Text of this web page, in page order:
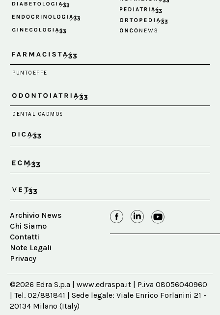
Archivio News
Chi Siamo
Contatti
Note Legali
Privacy
©2026 Edra S.p.a | www.edraspa.it | P.iva 08056040960
| Tel. 02/881841 | Sede legale: Viale Enrico Forlanini 21 -
20134 Milano (Italy)